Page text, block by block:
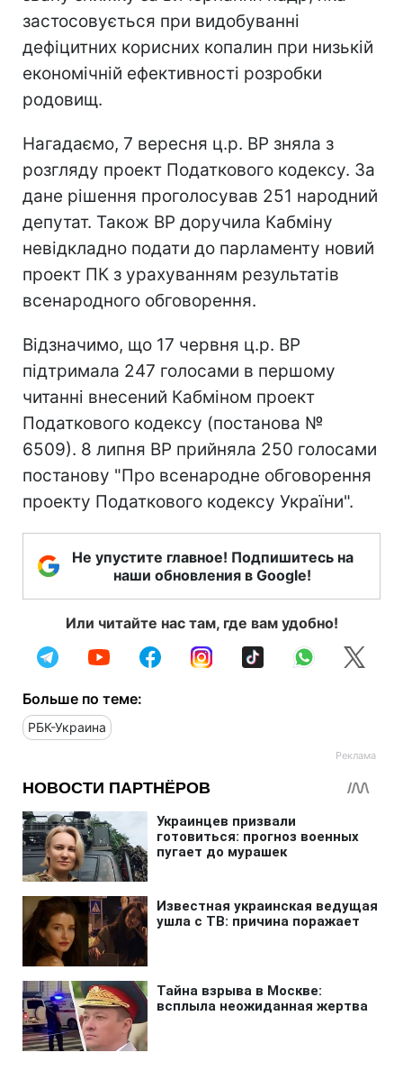
застосовується при видобуванні
дефіцитних корисних копалин при низькій
економічній ефективності розробки
родовищ.
Нагадаємо, 7 вересня ц.р. ВР зняла з
розгляду проект Податкового кодексу. За
дане рішення проголосував 251 народний
депутат. Також ВР доручила Кабміну
невідкладно подати до парламенту новий
проект ПК з урахуванням результатів
всенародного обговорення.
Відзначимо, що 17 червня ц.р. ВР
підтримала 247 голосами в першому
читанні внесений Кабміном проект
Податкового кодексу (постанова №
6509). 8 липня ВР прийняла 250 голосами
постанову "Про всенародне обговорення
проекту Податкового кодексу України".
Не упустите главное! Подпишитесь на
наши обновления в Google!
Или читайте нас там, где вам удобно!
Больше по теме:
РБК-Украина